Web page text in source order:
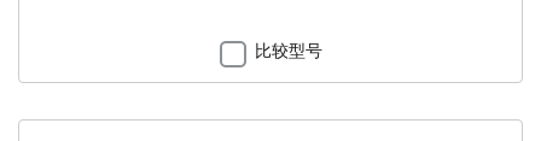
比较型号